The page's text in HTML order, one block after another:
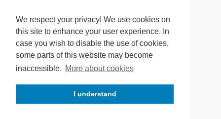
We respect your privacy! We use cookies on
this site to enhance your user experience. In
case you wish to disable the use of cookies,
some parts of this website may become
inaccessible. More about cookies
I understand